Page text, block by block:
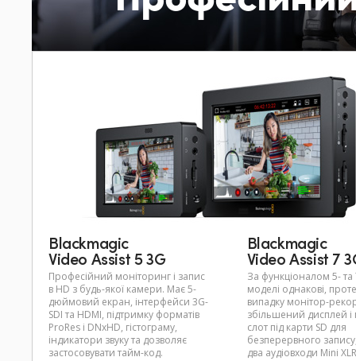
Blackmagic
Video Assist 5 3G
Професійний моніторинг і запис
в HD з будь-якої камери. Має 5-
дюймовий екран, інтерфейси 3G-
SDI та HDMI, підтримку форматів
ProRes і DNxHD, гістограму,
індикатори звуку та дозволяє
застосовувати тайм-код.
Blackmagic
Video Assist 7
За функціоналом 5-
моделі однакові,
випадку монітор-
збільшений дисплей
слот під карти SD для
безперервного
два аудіовходи Mini XLR